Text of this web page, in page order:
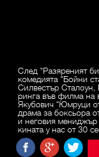
След "Разяреният
комедията "Бойни
Силвестър Сталоун,
ринга във филма на
Якубович "Юмруци
драма за боксьора
и неговия
кината у нас от 30